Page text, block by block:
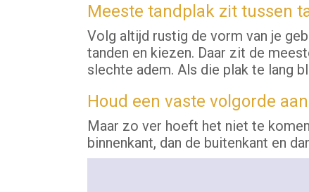
Meeste tandplak zit tussen
Volg altijd rustig de vorm van je
tanden en kiezen. Daar zit de
slechte adem. Als die plak te lang
Houd een vaste volgorde aan
Maar zo ver hoeft het niet te
binnenkant, dan de buitenkant en